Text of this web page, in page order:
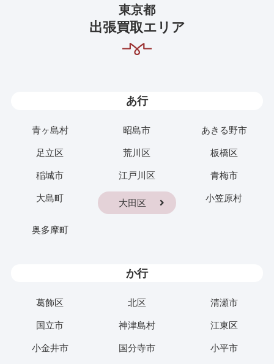
東京都
出張買取エリア
あ行
青ヶ島村 昭島市 あきる野市
足立区 荒川区 板橋区
稲城市 江戸川区 青梅市
大島町 大田区 小笠原村
奥多摩町
か行
葛飾区 北区 清瀬市
国立市 神津島村 江東区
小金井市 国分寺市 小平市